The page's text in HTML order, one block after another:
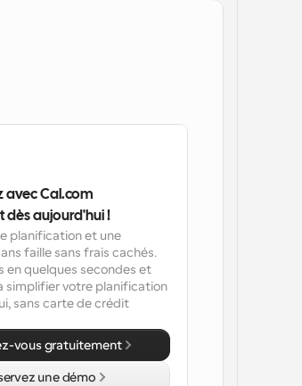
avec Cal.com
dès aujourd'hui !
planification et une
faille sans frais cachés.
en quelques secondes et
simplifier votre planification
sans carte de crédit
vous gratuitement
une démo